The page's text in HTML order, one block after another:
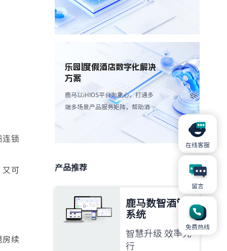
连锁
又可
房续
成本。
乐园|度假酒店数字化解决
方案
鹿马以iHIOS平台为重心，打通多
端多场景产品服务矩阵，帮助酒店
减轻高峰团客分流，带来更愉悦服
产品推荐
鹿马数智酒管
系统
智慧升级 效率先
行
在线客服
留言
免费热线